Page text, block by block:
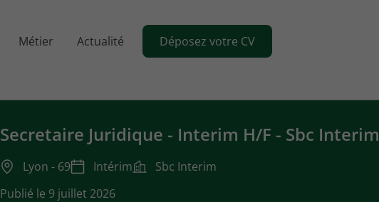
Métier Actualité Déposez votre CV
Secretaire Juridique - Interim H/F - Sbc Interim
Lyon - 69 Intérim
Sbc Interim
Publié le 9 juillet 2026